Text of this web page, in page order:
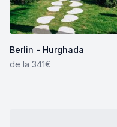
Berlin - Hurghada
de la 341€